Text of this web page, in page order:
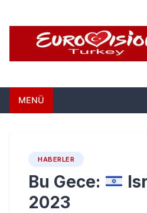
Eurovision
Türkiye'nin
MENÜ
HABERLER
Bu Gece:
2023